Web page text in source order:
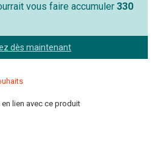
vous faire accumuler 330
dès maintenant
lien avec ce produit